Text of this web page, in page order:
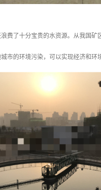
费了十分宝贵的水资源。从我国
市的环境污染，可以实现经济和环